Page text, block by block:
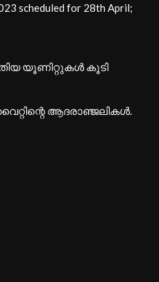
scheduled for 28th April;
യൂണിറ്റുകൾ കൂടി
ആദരാഞ്ജലികൾ.